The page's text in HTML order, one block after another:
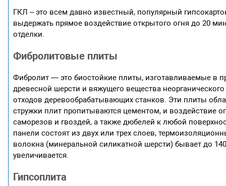
ГКЛ – это всем давно известный, популярный
выдержать прямое воздействие открытого огня до 20
отделки.
Фибролитовые плиты
Фибролит — это биостойкие плиты, изготавливаемые в
древесной шерсти и вяжущего вещества
отходов деревообрабатывающих станков. Эти плиты
стружки плит пропитываются цементом, и воздействие
саморезов и гвоздей, а также дюбелей к любой
панели состоят из двух или трех слоев,
волокна (минеральной силикатной шерсти) бывает до
увеличивается.
Гипсоплита